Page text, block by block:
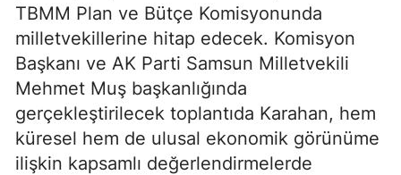
TBMM Plan ve Bütçe Komisyonunda
milletvekillerine hitap edecek. Komisyon
Başkanı ve AK Parti Samsun Milletvekili
Mehmet Muş başkanlığında
gerçekleştirilecek toplantıda Karahan, hem
küresel hem de ulusal ekonomik görünüme
ilişkin kapsamlı değerlendirmelerde